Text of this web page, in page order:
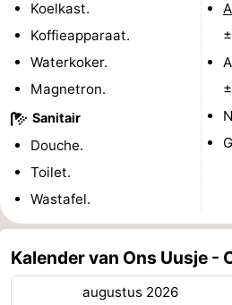
Middelburg
Zeeuws-
Vlaanderen
Nieuwvliet
-
Sluis
-
Cadzand
-
Natuur
Het
Weer
Contact
Koelkast.
Koffieapparaat.
Waterkoker.
Magnetron.
Sanitair
Douche.
Toilet.
Wastafel.
Kalender van Ons Uusje -
augustus 2026